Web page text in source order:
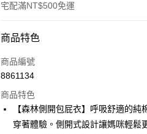
宅配滿NT$500免運
付款方式
信用卡一次付款
Apple Pay
街口支付
商品特色
商品編號
8861134
商品特色
【森林側開包屁衣】呼吸舒適的
穿著體驗。側開式設計讓媽咪輕鬆